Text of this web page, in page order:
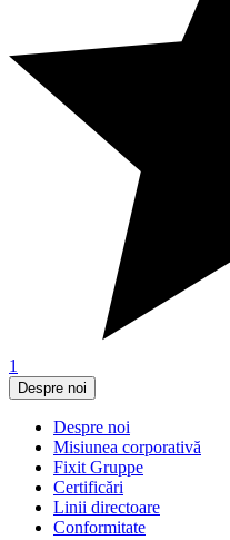
1
Despre noi
Despre noi
Misiunea corporativă
Fixit Gruppe
Certificări
Linii directoare
Conformitate